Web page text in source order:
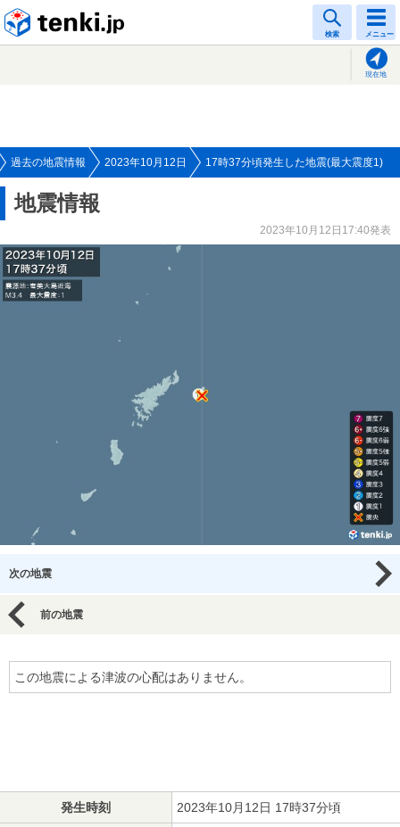
検索 メニュー
現在地
過去の地震情報 2023年10月12日 17時37分頃発生した地震(最大震度1)
地震情報
2023年10月12日17:40発表
次の地震
前の地震
この地震による津波の心配はありません。
発生時刻 2023年10月12日 17時37分頃